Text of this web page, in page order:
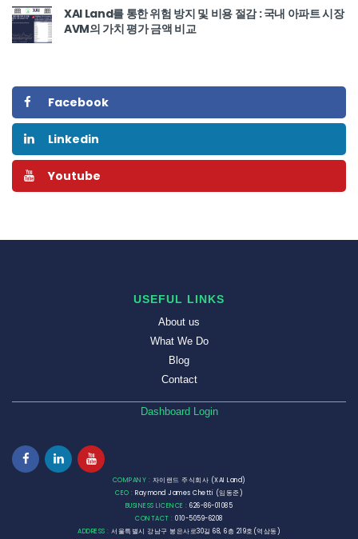
XAI Land를 통한 위험 방지 및 비용 절감 : 국내 아파트 시장
AVM의 가치 평가 금액 비교
Facebook
Linkedin
Youtube
USEFUL LINKS
About us
What We Do
Blog
Contact
Dashboard Login
COMPANY : 자이랜드 주식회사 (XAI Land)
CEO : Raymond James Chetti (임동준)
BUSINESS LICENCE : 626-86-01085
CONTACT : 010-5059-6208
ADDRESS : 서울특별시 강남구 봉은사로30길 68, 6층 219호(역삼동)